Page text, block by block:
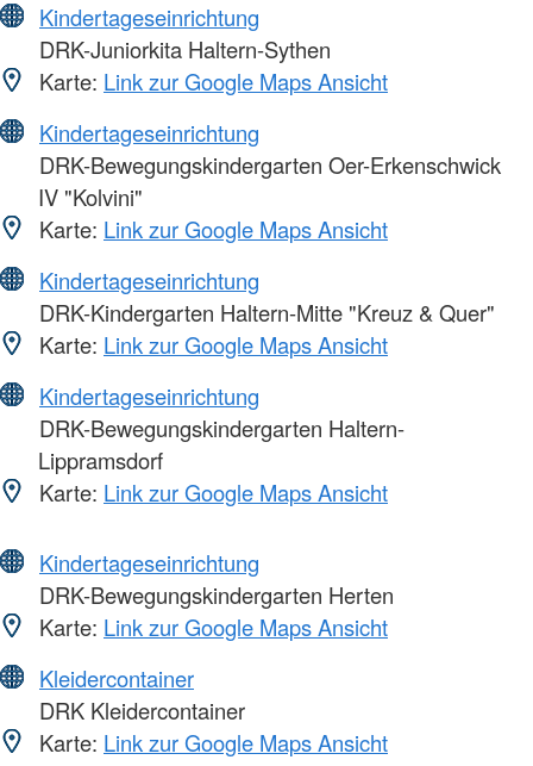
Kindertageseinrichtung
DRK-Juniorkita Haltern-Sythen
Karte: Link zur Google Maps Ansicht
Kindertageseinrichtung
DRK-Bewegungskindergarten Oer-Erkenschwick
IV "Kolvini"
Karte: Link zur Google Maps Ansicht
Kindertageseinrichtung
DRK-Kindergarten Haltern-Mitte "Kreuz & Quer"
Karte: Link zur Google Maps Ansicht
Kindertageseinrichtung
DRK-Bewegungskindergarten Haltern-
Lippramsdorf
Karte: Link zur Google Maps Ansicht
Kindertageseinrichtung
DRK-Bewegungskindergarten Herten
Karte: Link zur Google Maps Ansicht
Kleidercontainer
DRK Kleidercontainer
Karte: Link zur Google Maps Ansicht